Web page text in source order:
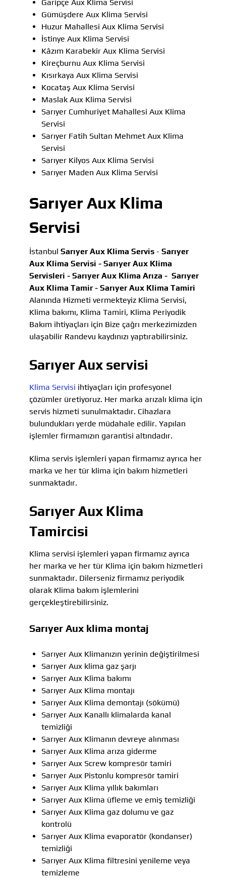
Garipçe Aux Klima Servisi
Gümüşdere Aux Klima Servisi
Huzur Mahallesi Aux Klima Servisi
İstinye Aux Klima Servisi
Kâzım Karabekir Aux Klima Servisi
Kireçburnu Aux Klima Servisi
Kısırkaya Aux Klima Servisi
Kocataş Aux Klima Servisi
Maslak Aux Klima Servisi
Sarıyer Cumhuriyet Mahallesi Aux Klima
Servisi
Sarıyer Fatih Sultan Mehmet Aux Klima
Servisi
Sarıyer Kilyos Aux Klima Servisi
Sarıyer Maden Aux Klima Servisi
Sarıyer Aux Klima
Servisi
İstanbul Sarıyer Aux Klima Servis - Sarıyer
Aux Klima Servisi - Sarıyer Aux Klima
Servisleri - Sarıyer Aux Klima Arıza - Sarıyer
Aux Klima Tamir - Sarıyer Aux Klima Tamiri
Alanında Hizmeti vermekteyiz Klima Servisi,
Klima bakımı, Klima Tamiri, Klima Periyodik
Bakım ihtiyaçları için Bize çağrı merkezimizden
ulaşabilir Randevu kaydınızı yaptırabilirsiniz.
Sarıyer Aux servisi
Klima Servisi ihtiyaçları için profesyonel
çözümler üretiyoruz. Her marka arızalı klima için
servis hizmeti sunulmaktadır. Cihazlara
bulundukları yerde müdahale edilir. Yapılan
işlemler firmamızın garantisi altındadır.
Klima servis işlemleri yapan firmamız ayrıca her
marka ve her tür klima için bakım hizmetleri
sunmaktadır.
Sarıyer Aux Klima
Tamircisi
Klima servisi işlemleri yapan firmamız ayrıca
her marka ve her tür Klima için bakım hizmetleri
sunmaktadır. Dilerseniz firmamız periyodik
olarak Klima bakım işlemlerini
gerçekleştirebilirsiniz.
Sarıyer Aux klima montaj
Sarıyer Aux Klimanızın yerinin değiştirilmesi
Sarıyer Aux klima gaz şarjı
Sarıyer Aux Klima bakımı
Sarıyer Aux Klima montajı
Sarıyer Aux Klima demontajı (sökümü)
Sarıyer Aux Kanallı klimalarda kanal
temizliği
Sarıyer Aux Klimanın devreye alınması
Sarıyer Aux Klima arıza giderme
Sarıyer Aux Screw kompresör tamiri
Sarıyer Aux Pistonlu kompresör tamiri
Sarıyer Aux Klima yıllık bakımları
Sarıyer Aux Klima üfleme ve emiş temizliği
Sarıyer Aux Klima gaz dolumu ve gaz
kontrolü
Sarıyer Aux Klima evaporatör (kondanser)
temizliği
Sarıyer Aux Klima filtresini yenileme veya
temizleme